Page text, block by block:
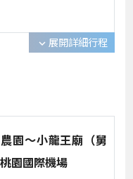
expand_more 展開詳細行程
園～小龍王廟（舅
園國際機場